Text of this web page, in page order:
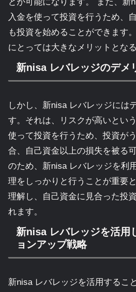
入金を使って投資を行うため、
も投資を始めることができます
にとっては大きなメリットとなる
新nisa レバレッジのデメ
しかし、新nisa レバレッジには
す。それは、リスクが高いとい
使って投資を行うため、投資が
合、自己資金以上の損失を被る
のため、新nisa レバレッジを利
理をしっかりと行うことが重要
理解し、自己資金に見合った投
れます。
新nisa レバレッジを活用
ョンアップ戦略
新nisa レバレッジを活用するこ